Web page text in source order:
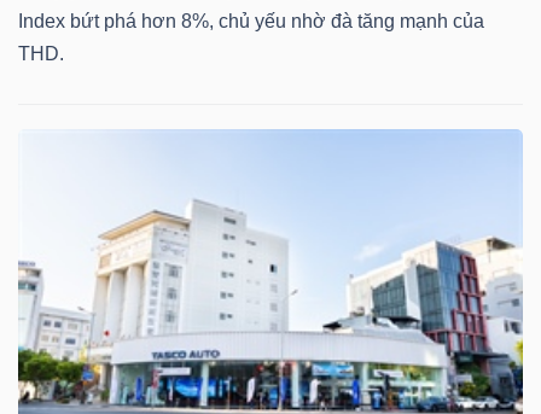
Index bứt phá hơn 8%, chủ yếu nhờ đà tăng mạnh của
THD.